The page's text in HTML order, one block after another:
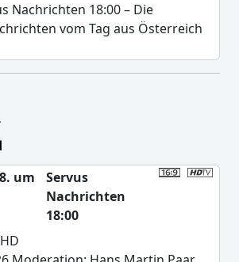
Nachrichten 18:00 – Die
vom Tag aus Österreich
um
Servus
Nachrichten
18:00